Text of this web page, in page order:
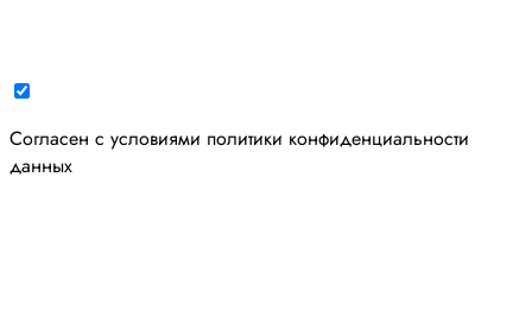
Cогласен с условиями политики конфиденциальности
данных